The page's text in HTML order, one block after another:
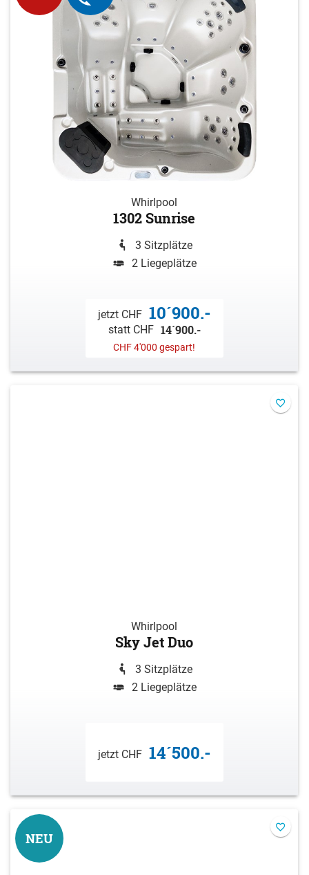
Whirlpool
1302 Sunrise
3 Sitzplätze
2 Liegeplätze
jetzt CHF 10´900.-
statt CHF 14´900.-
CHF 4'000 gespart!
Whirlpool
Sky Jet Duo
3 Sitzplätze
2 Liegeplätze
jetzt CHF 14´500.-
NEU